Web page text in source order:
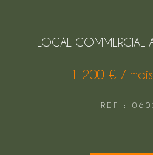
LOCAL COMMERCIAL
1 200 € / mois
REF :